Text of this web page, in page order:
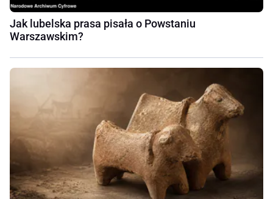
Jak lubelska prasa pisała o Powstaniu
Warszawskim?